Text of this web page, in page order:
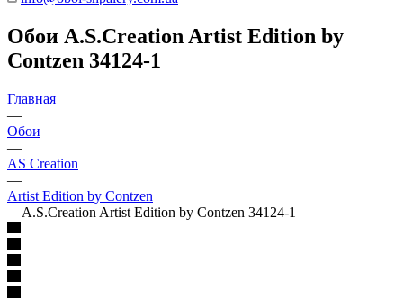
Обои A.S.Creation Artist Edition by
Contzen 34124-1
Главная
—
Обои
—
AS Creation
—
Artist Edition by Contzen
—A.S.Creation Artist Edition by Contzen 34124-1